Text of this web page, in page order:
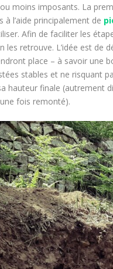
moins imposants. La
l’aide principalement de
Afin de faciliter les
les retrouve. L’idée est de
place – à savoir une
stables et ne risquant
hauteur finale (autrement
fois remonté).